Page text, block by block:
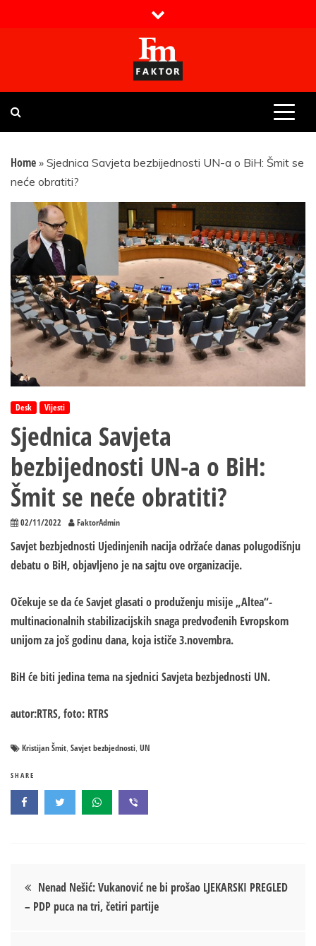
Faktor magazin
Uvijek presudan
Home » Sjednica Savjeta bezbijednosti UN-a o BiH: Šmit se
neće obratiti?
Desk Vijesti
Sjednica Savjeta
bezbijednosti UN-a o BiH:
Šmit se neće obratiti?
02/11/2022 FaktorAdmin
Savjet bezbjednosti Ujedinjenih nacija održaće danas polugodišnju
debatu o BiH, objavljeno je na sajtu ove organizacije.
Očekuje se da će Savjet glasati o produženju misije „Altea“-
multinacionalnih stabilizacijskih snaga predvođenih Evropskom
unijom za još godinu dana, koja ističe 3.novembra.
BiH će biti jedina tema na sjednici Savjeta bezbjednosti UN.
autor:RTRS, foto: RTRS
Kristijan Šmit, Savjet bezbjednosti, UN
SHARE
Кретање
чланка
Nenad Nešić: Vukanović ne bi prošao LJEKARSKI PREGLED
– PDP puca na tri, četiri partije